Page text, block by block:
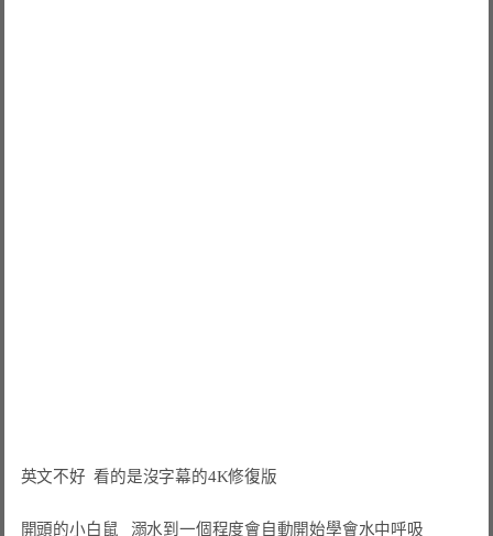
英文不好  看的是沒字幕的4K修復版
開頭的小白鼠   溺水到一個程度會自動開始學會水中呼吸